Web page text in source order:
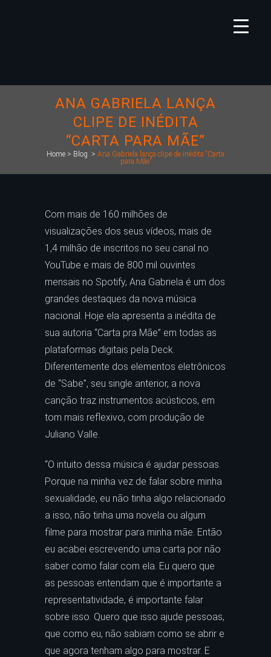
ANA GABRIELA LANÇA
CLIPE DE INÉDITA
“CARTA PARA MÃE”
Home > Blog > Ana Gabriela lança clipe de inédita “Carta
para Mãe”
Com mais de 160 milhões de
visualizações dos seus vídeos, mais de
1,4 milhão de inscritos no seu canal no
YouTube e mais de 800 mil ouvintes
mensais no Spotify, Ana Gabriela é um dos
grandes destaques da nova música
nacional. Hoje ela apresenta a inédita de
sua autoria “Carta pra Mãe” em todas as
plataformas digitais pela Deck.
Diferentemente dos elementos eletrônicos
de “Sabe”, seu single anterior, a nova
canção traz instrumentos acústicos, em
tom mais reflexivo, com produção de
Juliano Valle.
“O intuito dessa música é ajudar pessoas.
Porque na minha vez de falar sobre minha
sexualidade, eu não tinha algo relacionado
a isso, não tinha uma novela ou algum
filme para mostrar para minha mãe. Então
eu acabei escrevendo uma carta por não
saber como falar com ela. Eu quero que
as pessoas entendam que é importante a
representatividade, é importante falar
sobre isso. Quero que isso ajude pessoas,
que como eu, não sabiam como se abrir e
que agora tenham algo para mostrar. E